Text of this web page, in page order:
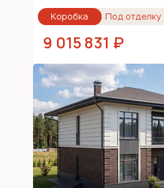
Коробка Под отделку
9 015 831 ₽